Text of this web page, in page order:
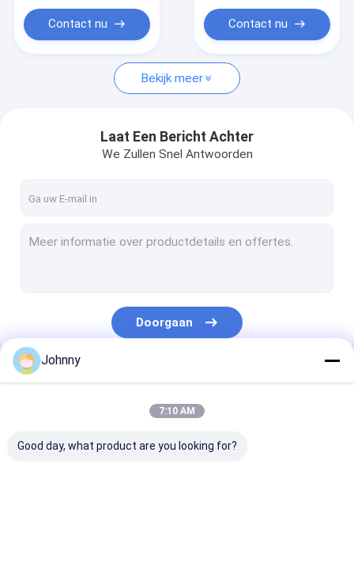
Nieuws
roestvrij staal vierkante buis
Roestvrij staal Rechthoekige Buis
304 1/2H 3/4H H roestvrijstalen spoel
301 1/2H 3/4H H Roestvrijstalen spoel
ROESTVRIJ STALEN STRIP
Contact nu Contact nu
Bekijk meer
Laat Een Bericht Achter
We Zullen Snel Antwoorden
Doorgaan
Onze Categorieën
Johnny
7:10 AM
Good day, what product are you looking for?